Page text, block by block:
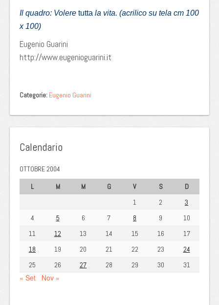
Il quadro: Volere tutta la vita. (acrilico su tela cm 100
x 100)
Eugenio Guarini
http://www.eugenioguarini.it
Categorie: Eugenio Guarini
Calendario
OTTOBRE 2004
L
M M G V S
D
1
2
3
4
5 6 7 8 9
10
11
12 13 14 15 16
17
18
19 20 21 22 23
24
25
26 27 28 29 30 31
« Set Nov »